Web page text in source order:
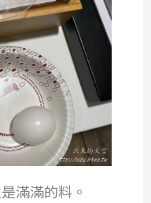
滿滿的料。